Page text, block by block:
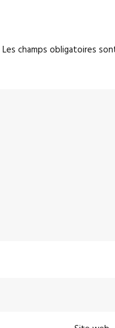
Les champs obligatoires